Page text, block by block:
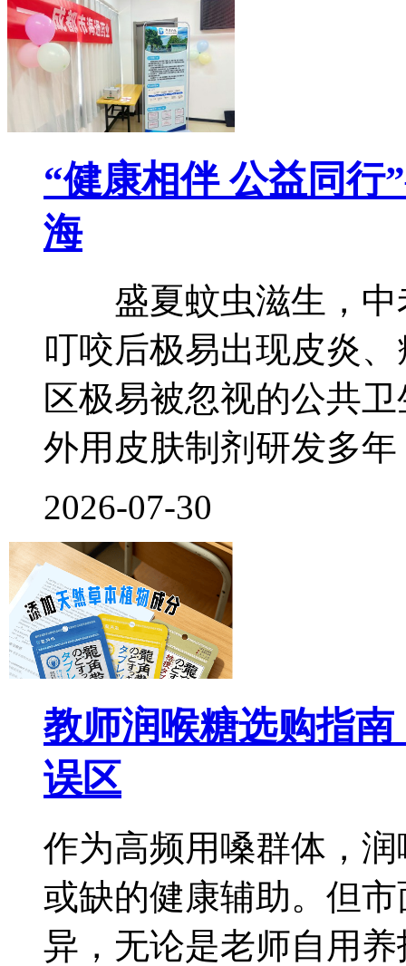
“健康相伴 公益同
海
盛夏蚊虫滋生，中
叮咬后极易出现皮炎
区极易被忽视的公共
外用皮肤制剂研发多年
2026-07-30
教师润喉糖选购指
误区
作为高频用嗓群体，
或缺的健康辅助。但
异，无论是老师自用